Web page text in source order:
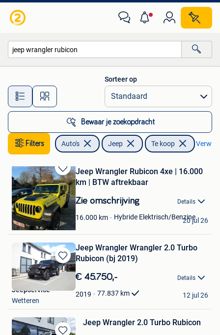
Alle afstanden…
Sorteer op
Bewaar je zoekopdracht
Filters Auto's Jeep Te koop
Bewaren
in
Mijn
Favorieten
Jeep Wrangler Rubicon 4xe | 16.000
km | BTW aftrekbaar
Zie omschrijving Details
16.000 km Hybride Elektrisch/Benzine
kenneth
Gent
20 jul 26
Bewaren
in
Mijn
Favorieten
Jeep Wrangler Wrangler 2.0 Turbo
Rubicon (bj 2019)
€ 45.750,- Details
2019 77.837 km
Jeepservice
Wetteren
12 jul 26
Jeep Wrangler 2.0 Turbo Rubicon